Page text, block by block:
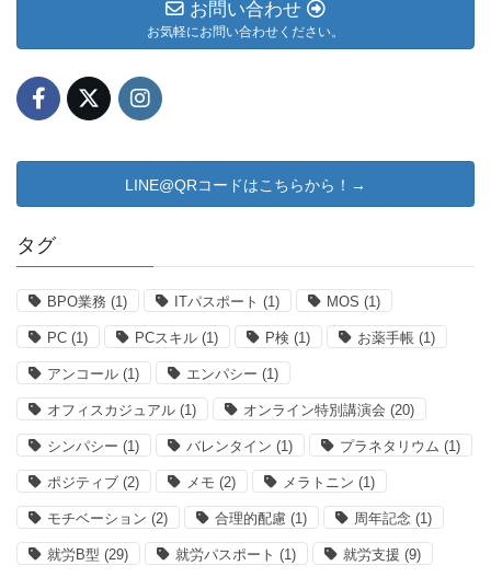
お問い合わせ
お気軽にお問い合わせください。
LINE@QRコードはこちらから！→
タグ
BPO業務 (1) ITパスポート (1) MOS (1)
PC (1) PCスキル (1) P検 (1) お薬手帳 (1)
アンコール (1) エンパシー (1)
オフィスカジュアル (1) オンライン特別講演会 (20)
シンパシー (1) バレンタイン (1) プラネタリウム (1)
ポジティブ (2) メモ (2) メラトニン (1)
モチベーション (2) 合理的配慮 (1) 周年記念 (1)
就労B型 (29) 就労パスポート (1) 就労支援 (9)